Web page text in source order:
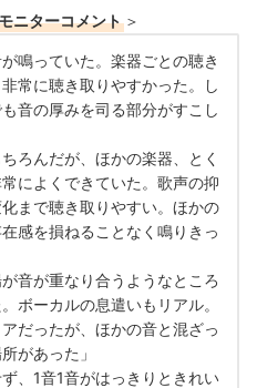
ニターコメント ＞
鳴っていた。楽器ごとの聴き
常に聴き取りやすかった。し
音の厚みを司る部分がすこし
ろんだが、ほかの楽器、とく
によくできていた。歌声の抑
まで聴き取りやすい。ほかの
感を損ねることなく鳴りきっ
音が重なり合うようなところ
ボーカルの息遣いもリアル。
だったが、ほかの音と混ざっ
があった」
、1音1音がはっきりときれい